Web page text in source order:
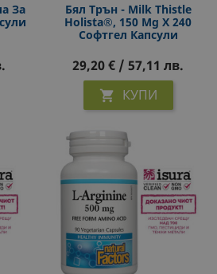
За
Бял Трън - Milk Thistle
Holista®, 150 Mg Х 240
Софтгел Капсули
29,20 € / 57,11 лв.
 КУПИ